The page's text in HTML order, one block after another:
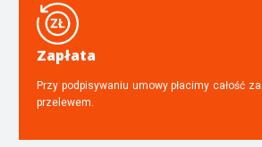
Zapłata
Przy podpisywaniu umowy płacimy całość
przelewem.